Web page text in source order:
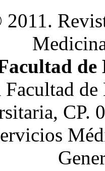
Facultad
CP.